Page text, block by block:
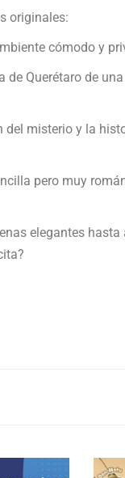
originales:
cómodo y
de Querétaro de
misterio y la
pero muy
elegantes